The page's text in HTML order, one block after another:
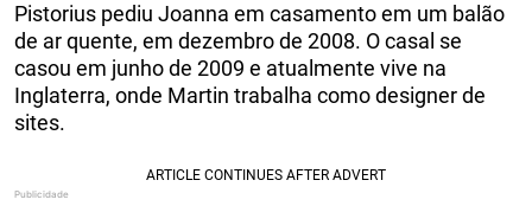
Pistorius pediu Joanna em casamento em um balão
de ar quente, em dezembro de 2008. O casal se
casou em junho de 2009 e atualmente vive na
Inglaterra, onde Martin trabalha como designer de
sites.